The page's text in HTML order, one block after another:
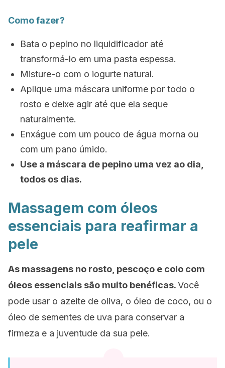
Como fazer?
Bata o pepino no liquidificador até
transformá-lo em uma pasta espessa.
Misture-o com o iogurte natural.
Aplique uma máscara uniforme por todo o
rosto e deixe agir até que ela seque
naturalmente.
Enxágue com um pouco de água morna ou
com um pano úmido.
Use a máscara de pepino uma vez ao dia,
todos os dias.
Massagem com óleos
essenciais para reafirmar a
pele
As massagens no rosto, pescoço e colo com
óleos essenciais são muito benéficas.Você
pode usar o azeite de oliva, o óleo de coco, ou o
óleo de sementes de uva para conservar a
firmeza e a juventude da sua pele.